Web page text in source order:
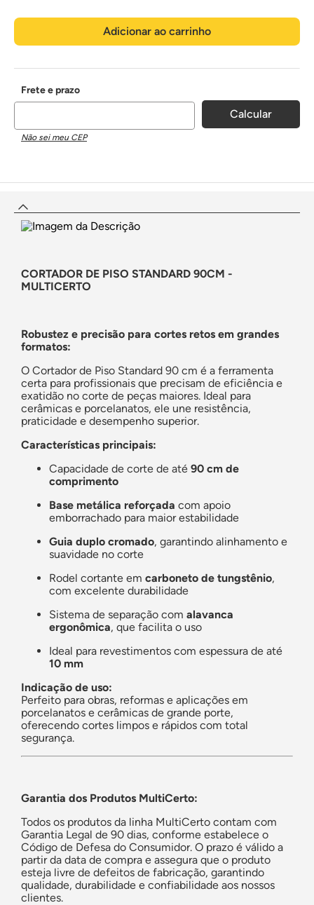
Adicionar ao carrinho
Não sei meu CEP
CORTADOR DE PISO STANDARD 90CM -
MULTICERTO
Robustez e precisão para cortes retos em grandes
formatos:
O Cortador de Piso Standard 90 cm é a ferramenta
certa para profissionais que precisam de eficiência e
exatidão no corte de peças maiores. Ideal para
cerâmicas e porcelanatos, ele une resistência,
praticidade e desempenho superior.
Características principais:
Capacidade de corte de até 90 cm de
comprimento
Base metálica reforçada com apoio
emborrachado para maior estabilidade
Guia duplo cromado, garantindo alinhamento e
suavidade no corte
Rodel cortante em carboneto de tungstênio,
com excelente durabilidade
Sistema de separação com alavanca
ergonômica, que facilita o uso
Ideal para revestimentos com espessura de até
10 mm
Indicação de uso:
Perfeito para obras, reformas e aplicações em
porcelanatos e cerâmicas de grande porte,
oferecendo cortes limpos e rápidos com total
segurança.
Garantia dos Produtos MultiCerto:
Todos os produtos da linha MultiCerto contam com
Garantia Legal de 90 dias, conforme estabelece o
Código de Defesa do Consumidor. O prazo é válido a
partir da data de compra e assegura que o produto
esteja livre de defeitos de fabricação, garantindo
qualidade, durabilidade e confiabilidade aos nossos
clientes.